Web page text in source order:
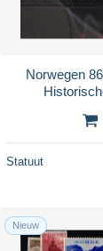
Norwegen
Statuut
Nieuw